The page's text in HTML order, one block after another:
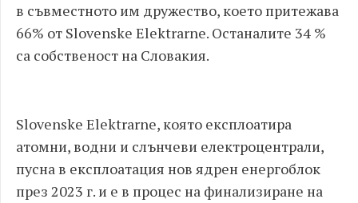
в съвместното им дружество, което притежава
66% от Slovenske Elektrarne. Останалите 34 %
са собственост на Словакия.
Slovenske Elektrarne, която експлоатира
атомни, водни и слънчеви електроцентрали,
пусна в експлоатация нов ядрен енергоблок
през 2023 г. и е в процес на финализиране на